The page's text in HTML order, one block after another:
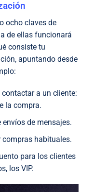
ocho claves de
de ellas funcionará
consiste tu
apuntando desde
a un cliente:
la compra.
de mensajes.
habituales.
para los clientes
los VIP.